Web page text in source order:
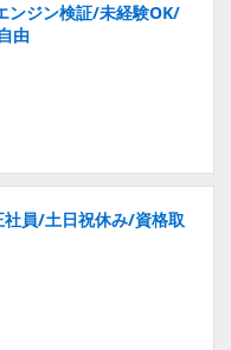
ンジン検証/未経験OK/
由
員/土日祝休み/資格取